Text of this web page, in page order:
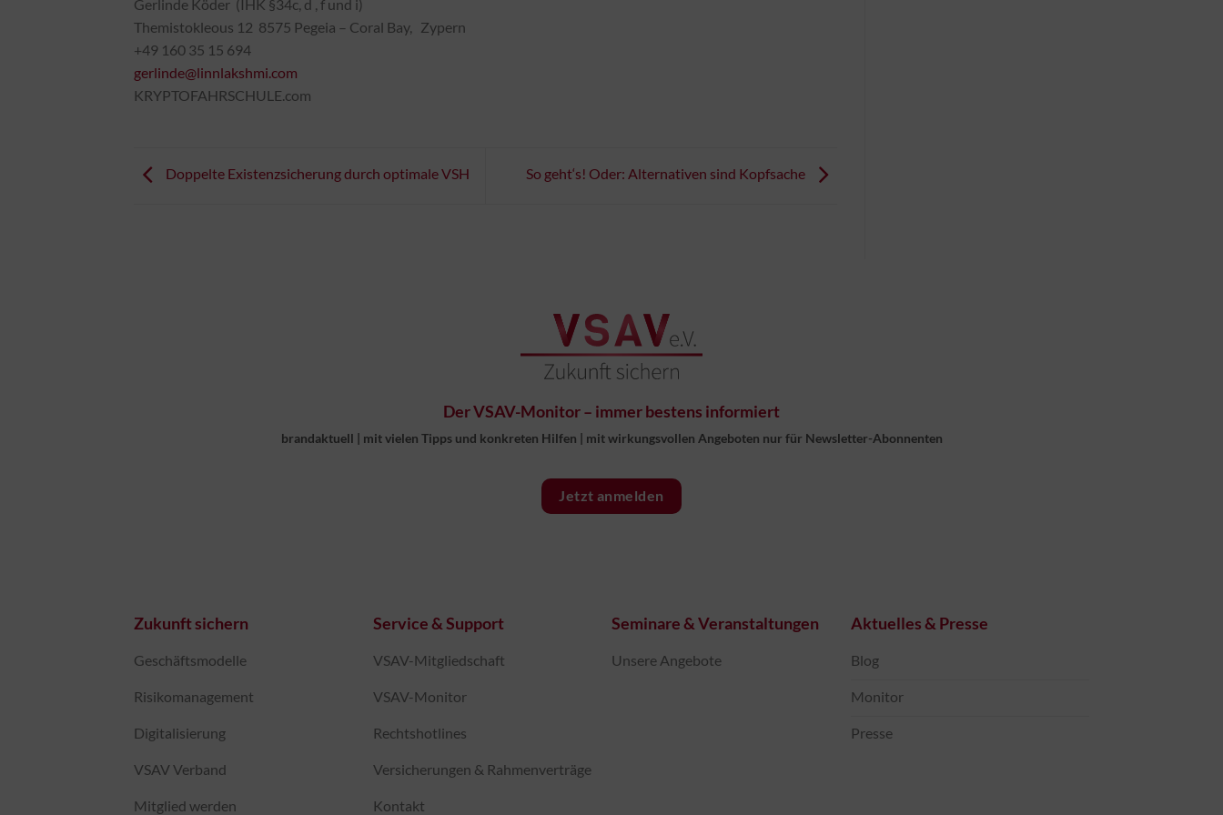
Gerlinde Köder (IHK §34c, d , f und i)
Themistokleous 12 8575 Pegeia – Coral Bay, Zypern
+49 160 35 15 694
gerlinde@linnlakshmi.com
KRYPTOFAHRSCHULE.com
Doppelte Existenzsicherung durch optimale VSH So geht‘s! Oder: Alternativen sind Kopfsache
Der VSAV-Monitor – immer bestens informiert
brandaktuell | mit vielen Tipps und konkreten Hilfen | mit wirkungsvollen Angeboten nur für Newsletter-Abonnenten
Jetzt anmelden
Zukunft sichern
Geschäftsmodelle
Risikomanagement
Digitalisierung
VSAV Verband
Mitglied werden
Service & Support
VSAV-Mitgliedschaft
VSAV-Monitor
Rechtshotlines
Versicherungen & Rahmenverträge
Kontakt
Seminare & Veranstaltungen
Unsere Angebote
Aktuelles & Presse
Blog
Monitor
Presse